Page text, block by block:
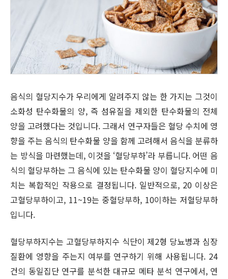
음식의 혈당지수가 우리에게 알려주지 않는 한 가지는 그것이
소화성 탄수화물의 양, 즉 섬유질을 제외한 탄수화물의 전체
양을 고려했다는 것입니다. 그래서 연구자들은 혈당 수치에 영
향을 주는 음식의 탄수화물 양을 함께 고려해서 음식을 분류하
는 방식을 마련했는데, 이것을 ‘혈당부하’라 부릅니다. 어떤 음
식의 혈당부하는 그 음식에 있는 탄수화물 양이 혈당지수에 미
치는 복합적인 작용으로 결정됩니다. 일반적으로, 20 이상은
고혈당부하이고, 11~19는 중혈당부하, 10이하는 저혈당부하
입니다.
혈당부하지수는 고혈당부하지수 식단이 제2형 당뇨병과 심장
질환에 영향을 주는지 여부를 연구하기 위해 사용됩니다. 24
건의 동일집단 연구를 분석한 대규모 메타 분석 연구에서, 연